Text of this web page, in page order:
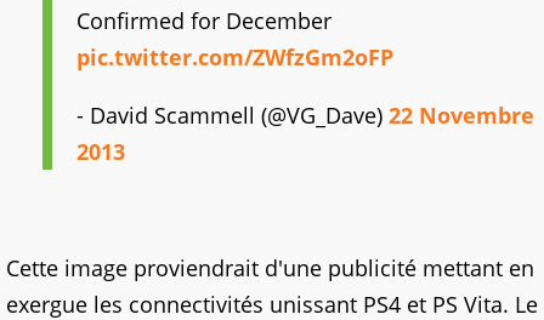
Confirmed for December
pic.twitter.com/ZWfzGm2oFP
- David Scammell (@VG_Dave) 22 Novembre
2013
Cette image proviendrait d'une publicité mettant en
exergue les connectivités unissant PS4 et PS Vita. Le